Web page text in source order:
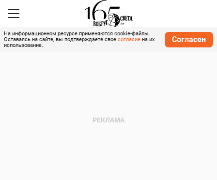
На информационном ресурсе применяются cookie-файлы.
Оставаясь на сайте, вы подтверждаете свое согласие на их
использование.
Согласен